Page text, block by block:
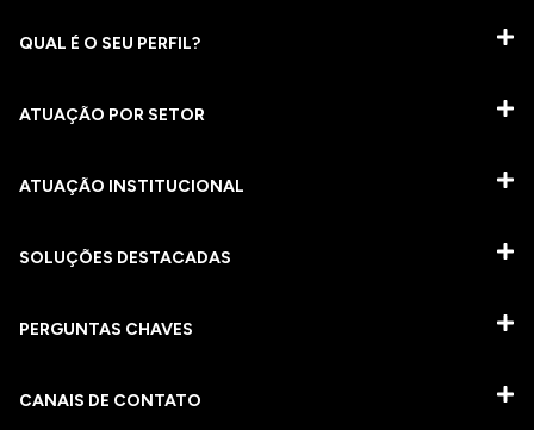
QUAL É O SEU PERFIL?
ATUAÇÃO POR SETOR
ATUAÇÃO INSTITUCIONAL
SOLUÇÕES DESTACADAS
PERGUNTAS CHAVES​
CANAIS DE CONTATO